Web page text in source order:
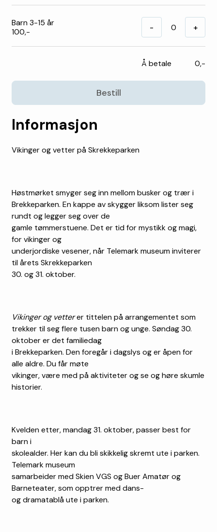
Barn 3-15 år
100,-
- +
Å betale 0,-
Bestill
Informasjon
Vikinger og vetter på Skrekkeparken
Høstmørket smyger seg inn mellom busker og trær i
Brekkeparken. En kappe av skygger liksom lister seg
rundt og legger seg over de
gamle tømmerstuene. Det er tid for mystikk og magi,
for vikinger og
underjordiske vesener, når Telemark museum inviterer
til årets Skrekkeparken
30. og 31. oktober.
Vikinger og vetterer tittelen på arrangementet som
trekker til seg flere tusen barn og unge. Søndag 30.
oktober er det familiedag
i Brekkeparken. Den foregår i dagslys og er åpen for
alle aldre. Du får møte
vikinger, være med på aktiviteter og se og høre skumle
historier.
Kvelden etter, mandag 31. oktober, passer best for
barn i
skolealder. Her kan du bli skikkelig skremt ute i parken.
Telemark museum
samarbeider med Skien VGS og Buer Amatør og
Barneteater, som opptrer med dans-
og dramatablå ute i parken.